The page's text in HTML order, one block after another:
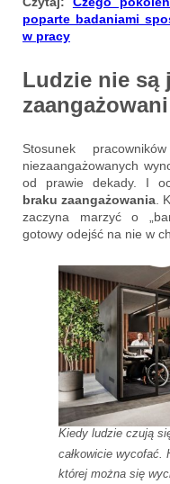
poparte badaniami
w pracy
Ludzie nie są
Stosunek
niezaangażowanych
od prawie dekady. I
braku zaangażowania .
zaczyna marzyć o
gotowy odejść na nie w
Kiedy ludzie czują
całkowicie wycofać.
której można się